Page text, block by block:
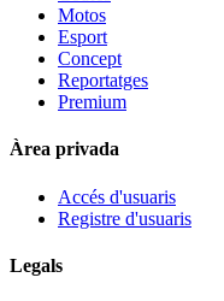
Motos
Esport
Concept
Reportatges
Premium
Àrea privada
Accés d'usuaris
Registre d'usuaris
Legals